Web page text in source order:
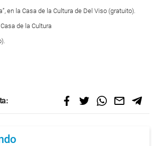
en la Casa de la Cultura de Del Viso (gratuito).
de la Cultura